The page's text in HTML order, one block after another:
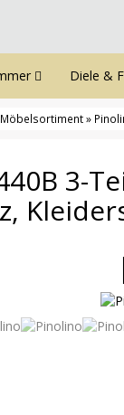
Diele &
»
3-